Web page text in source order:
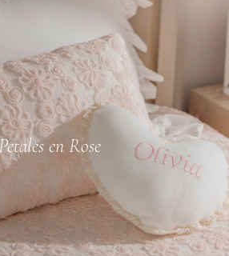
en Rose